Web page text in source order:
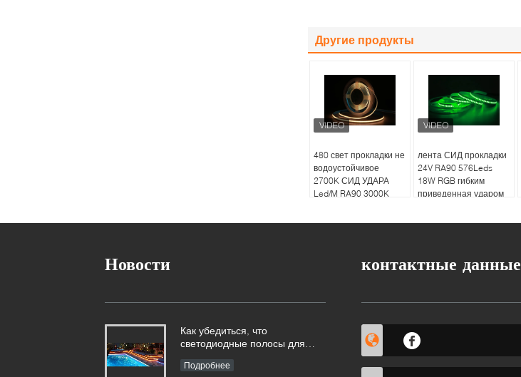
Другие продукты
480 свет прокладки не
водоустойчивое
2700K СИД УДАРА
Led/M RA90 3000K
лента СИД прокладки
24V RA90 576Leds
18W RGB гибким
приведенная ударом
Новости
Как убедиться, что
светодиодные полосы для
Подробнее
контактные данные